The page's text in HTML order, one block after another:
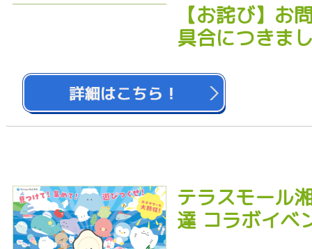
【お詫び】お
具合につきま
テラスモール
達 コラボイベ